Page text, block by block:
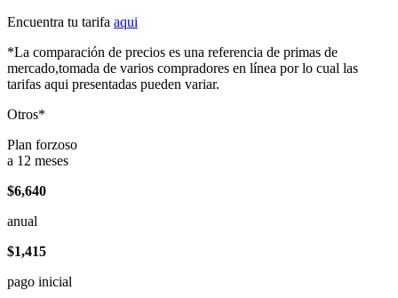
Encuentra tu tarifa aqui
*La comparación de precios es una referencia de primas de
mercado,tomada de varios compradores en línea por lo cual las
tarifas aqui presentadas pueden variar.
Otros*
Plan forzoso
a 12 meses
$6,640
anual
$1,415
pago inicial